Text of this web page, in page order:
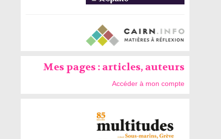
Mes pages : articles, auteurs
Accéder à mon compte